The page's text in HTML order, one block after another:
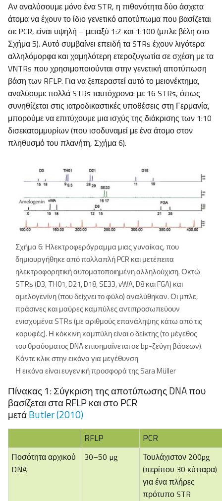
Αν αναλύσουμε μόνο ένα STR, η πιθανότητα δύο άσχετα
άτομα να έχουν το ίδιο γενετικό αποτύπωμα που βασίζεται
σε PCR, είναι υψηλή – μεταξύ 1:2 και 1:100 (μπλε βέλη στο
Σχήμα 5). Αυτό συμβαίνει επειδή τα STRs έχουν λιγότερα
αλληλόμορφα και χαμηλότερη ετεροζυγωτία σε σχέση με τα
VNTRs που χρησιμοποιούνται στην γενετική αποτύπωση
βάση των RFLP. Για να ξεπεραστεί αυτό το μειονέκτημα,
αναλύουμε πολλά STRs ταυτόχρονα: με 16 STRs, όπως
συνηθίζεται στις ιατροδικαστικές υποθέσεις στη Γερμανία,
μπορούμε να επιτύχουμε μια ισχύς της διάκρισης των 1:10
δισεκατομμυρίων (που ισοδυναμεί με ένα άτομο στον
πληθυσμό του πλανήτη, Σχήμα 6).
Σχήμα 6: Ηλεκτροφερόγραμμα μιας γυναίκας, που
δημιουργήθηκε από πολλαπλή PCR και μετέπειτα
ηλεκτροφορητική αυτοματοποιημένη αλληλούχιση. Οκτώ
STRs (D3, TH01, D21, D18, SE33, vWA, D8 και FGA) και
αμελογενίνη (που δείχνει το φύλο) αναλύθηκαν. Οι μπλε,
πράσινες και μαύρες καμπύλες αντιπροσωπεύουν
ενισχυμένα STRs (με αριθμούς επανάληψης κάτω από τις
κορυφές). Η κόκκινη καμπύλη είναι ο δείκτης (το μέγεθος
του θραύσματος DNA επισημαίνεται σε bp-ζεύγη βάσεων).
Κάντε κλικ στην εικόνα για μεγέθυνση
Η εικόνα είναι ευγενική προσφορά της Sara Müller
Πίνακας 1: Σύγκριση της αποτύπωσης DNA που
βασίζεται στα RFLP και στο PCR
μετάButler (2010)
RFLP PCR
Ποσότητα αρχικού
DNA
30–50 µg
Τουλάχιστον 200pg
(περίπου 30 κύτταρα)
για ένα πλήρες
πρότυπο STR